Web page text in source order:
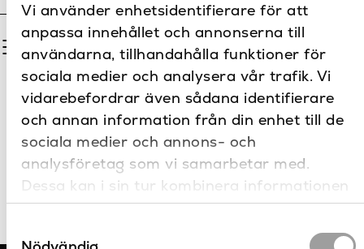
Vi använder enhetsidentifierare för att
anpassa innehållet och annonserna till
användarna, tillhandahålla funktioner för
sociala medier och analysera vår trafik. Vi
vidarebefordrar även sådana identifierare
och annan information från din enhet till de
sociala medier och annons- och
analysföretag som vi samarbetar med.
Dessa kan i sin tur kombinera informationen
med annan information som du har
tillhandahållit eller som de har samlat in när
Filter
Inga resultat hittades